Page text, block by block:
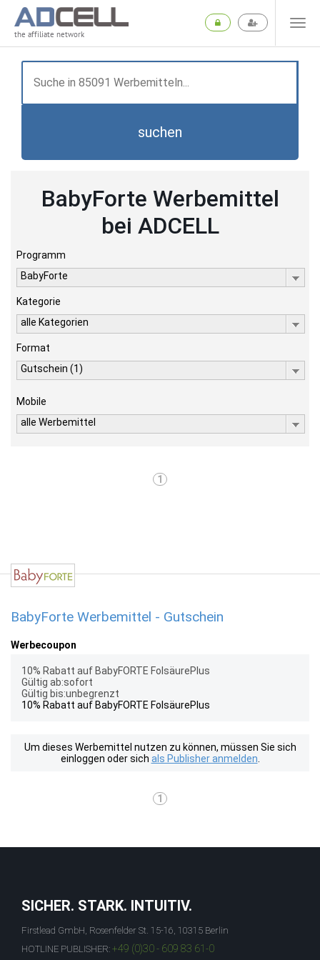
the affiliate network
suchen
BabyForte Werbemittel
bei ADCELL
Programm
BabyForte
Kategorie
alle Kategorien
Format
Gutschein (1)
Mobile
alle Werbemittel
1
BabyForte Werbemittel - Gutschein
Werbecoupon
10% Rabatt auf BabyFORTE FolsäurePlus
Gültig ab:sofort
Gültig bis:unbegrenzt
10% Rabatt auf BabyFORTE FolsäurePlus
Um dieses Werbemittel nutzen zu können, müssen Sie sich
einloggen oder sich als Publisher anmelden
1
SICHER. STARK. INTUITIV.
Firstlead GmbH, Rosenfelder St. 15-16, 10315 Berlin
HOTLINE PUBLISHER: +49 (0)30 - 609 83 61-0